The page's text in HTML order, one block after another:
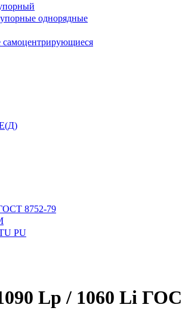
однорядные
самоцентрирующиеся
8752-79
PU
Lp / 1060 Li